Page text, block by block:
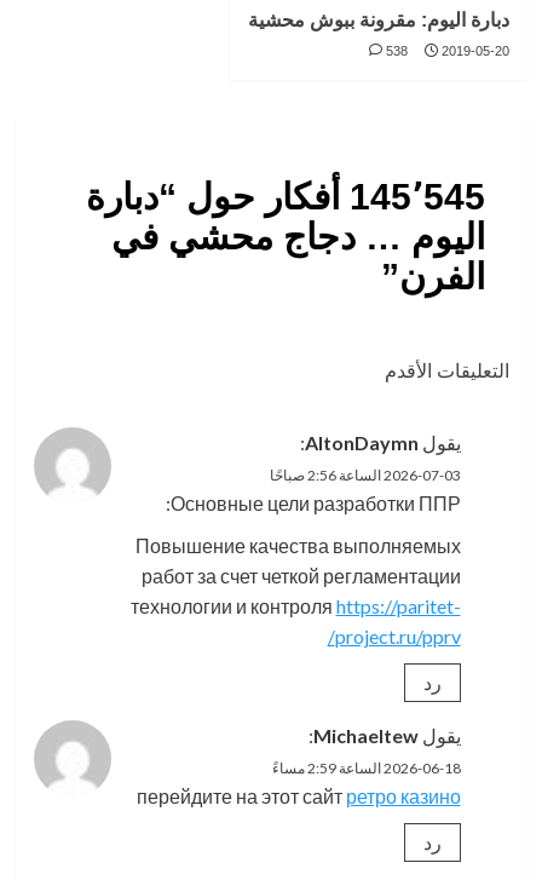
دبارة اليوم: مقرونة ببوش محشية
2019-05-20
538
145٬545 أفكار حول “
دبارة
اليوم … دجاج محشي في
الفرن”
تصفّح
التعليقات الأقدم
يقول AltonDaymn
:
2026-07-03 الساعة 2:56 صباحًا
Основные цели разработки ППР:
Повышение качества выполняемых
работ за счет четкой регламентации
технологии и контроля https://paritet-
project.ru/pprv/
رد
يقول Michaeltew
:
2026-06-18 الساعة 2:59 مساءً
перейдите на этот сайт ретро казино
رد